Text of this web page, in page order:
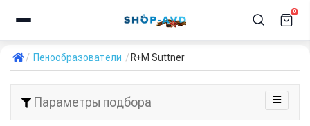
0
Пенообразователи R+M Suttner
Параметры подбора